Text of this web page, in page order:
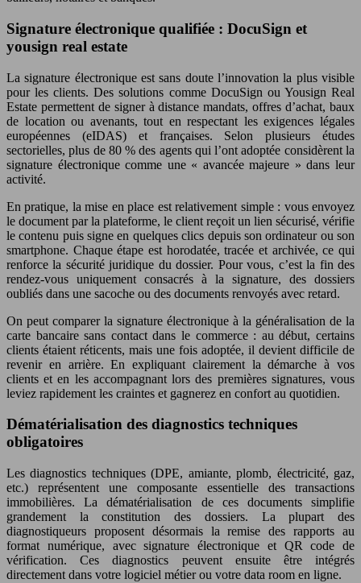
Signature électronique qualifiée : DocuSign et
yousign real estate
La signature électronique est sans doute l’innovation la plus visible
pour les clients. Des solutions comme DocuSign ou Yousign Real
Estate permettent de signer à distance mandats, offres d’achat, baux
de location ou avenants, tout en respectant les exigences légales
européennes (eIDAS) et françaises. Selon plusieurs études
sectorielles, plus de 80 % des agents qui l’ont adoptée considèrent la
signature électronique comme une « avancée majeure » dans leur
activité.
En pratique, la mise en place est relativement simple : vous envoyez
le document par la plateforme, le client reçoit un lien sécurisé, vérifie
le contenu puis signe en quelques clics depuis son ordinateur ou son
smartphone. Chaque étape est horodatée, tracée et archivée, ce qui
renforce la sécurité juridique du dossier. Pour vous, c’est la fin des
rendez-vous uniquement consacrés à la signature, des dossiers
oubliés dans une sacoche ou des documents renvoyés avec retard.
On peut comparer la signature électronique à la généralisation de la
carte bancaire sans contact dans le commerce : au début, certains
clients étaient réticents, mais une fois adoptée, il devient difficile de
revenir en arrière. En expliquant clairement la démarche à vos
clients et en les accompagnant lors des premières signatures, vous
leviez rapidement les craintes et gagnerez en confort au quotidien.
Dématérialisation des diagnostics techniques
obligatoires
Les diagnostics techniques (DPE, amiante, plomb, électricité, gaz,
etc.) représentent une composante essentielle des transactions
immobilières. La dématérialisation de ces documents simplifie
grandement la constitution des dossiers. La plupart des
diagnostiqueurs proposent désormais la remise des rapports au
format numérique, avec signature électronique et QR code de
vérification. Ces diagnostics peuvent ensuite être intégrés
directement dans votre logiciel métier ou votre data room en ligne.